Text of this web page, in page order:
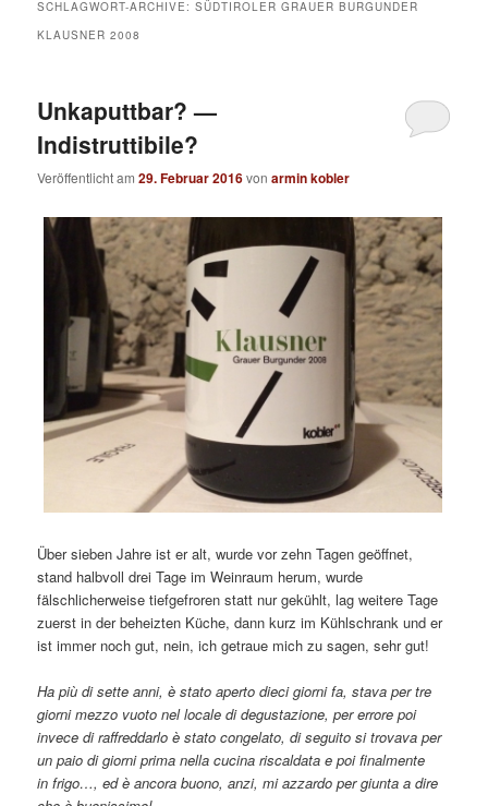
SCHLAGWORT-ARCHIVE:SÜDTIROLER GRAUER BURGUNDER
KLAUSNER 2008
Unkaputtbar? —
Indistruttibile?
Veröffentlicht am29. Februar 2016vonarmin kobler
Über sieben Jahre ist er alt, wurde vor zehn Tagen geöffnet,
stand halbvoll drei Tage im Weinraum herum, wurde
fälschlicherweise tiefgefroren statt nur gekühlt, lag weitere Tage
zuerst in der beheizten Küche, dann kurz im Kühlschrank und er
ist immer noch gut, nein, ich getraue mich zu sagen, sehr gut!
Ha più di sette anni, è stato aperto dieci giorni fa, stava per tre
giorni mezzo vuoto nel locale di degustazione, per errore poi
invece di raffreddarlo è stato congelato, di seguito si trovava per
un paio di giorni prima nella cucina riscaldata e poi finalmente
in frigo…, ed è ancora buono, anzi, mi azzardo per giunta a dire